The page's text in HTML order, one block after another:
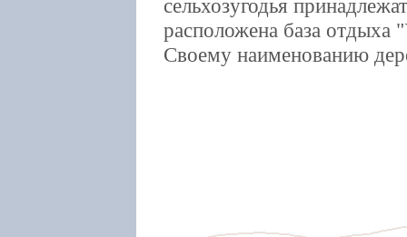
сельхозугодья
расположена база отдыха
Своему наименованию